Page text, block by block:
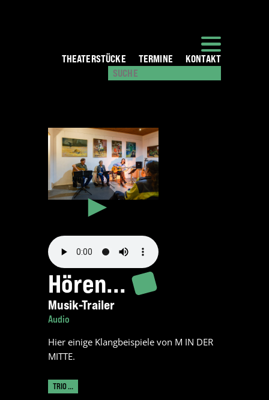
THEATERSTÜCKE TERMINE KONTAKT
Hören...
Musik-Trailer
Audio
Hier einige Klangbeispiele von M IN DER
MITTE.
TRIO ...